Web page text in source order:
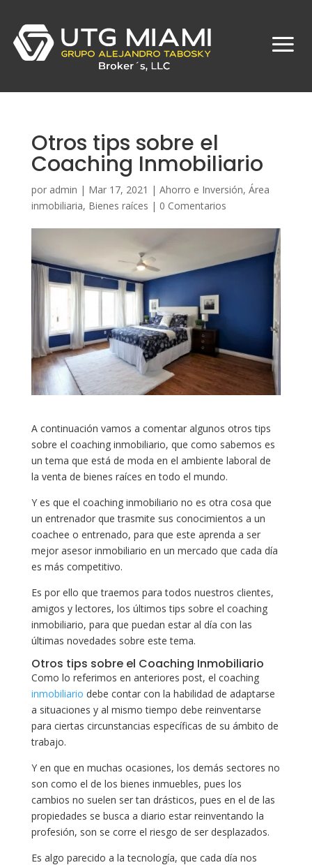
Otros tips sobre el
Coaching Inmobiliario
por admin | Mar 17, 2021 | Ahorro e Inversión, Área
inmobiliaria, Bienes raíces | 0 Comentarios
A continuación vamos a comentar algunos otros tips
sobre el coaching inmobiliario, que como sabemos es
un tema que está de moda en el ambiente laboral de
la venta de bienes raíces en todo el mundo.
Y es que el coaching inmobiliario no es otra cosa que
un entrenador que trasmite sus conocimientos a un
coachee o entrenado, para que este aprenda a ser
mejor asesor inmobiliario en un mercado que cada día
es más competitivo.
Es por ello que traemos para todos nuestros clientes,
amigos y lectores, los últimos tips sobre el coaching
inmobiliario, para que puedan estar al día con las
últimas novedades sobre este tema.
Otros tips sobre el Coaching Inmobiliario
Como lo referimos en anteriores post, el coaching
inmobiliario debe contar con la habilidad de adaptarse
a situaciones y al mismo tiempo debe reinventarse
para ciertas circunstancias específicas de su ámbito de
trabajo.
Y en que en muchas ocasiones, los demás sectores no
son como el de los bienes inmuebles, pues los
cambios no suelen ser tan drásticos, pues en el de las
propiedades se busca a diario estar reinventando la
profesión, son se corre el riesgo de ser desplazados.
Es algo parecido a la tecnología, que cada día nos